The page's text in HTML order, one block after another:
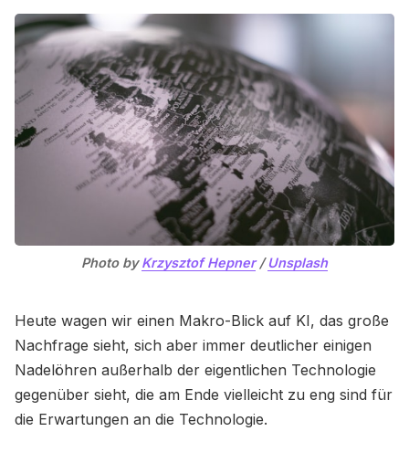
Photo by Krzysztof Hepner / Unsplash
Heute wagen wir einen Makro-Blick auf KI, das große
Nachfrage sieht, sich aber immer deutlicher einigen
Nadelöhren außerhalb der eigentlichen Technologie
gegenüber sieht, die am Ende vielleicht zu eng sind für
die Erwartungen an die Technologie.